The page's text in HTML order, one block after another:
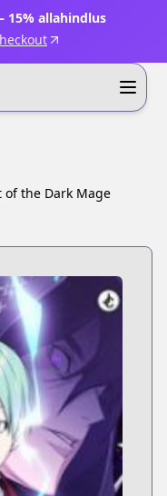
allahindlus
of the Dark Mage